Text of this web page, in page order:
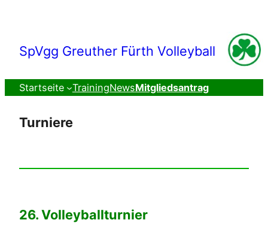
springen
SpVgg Greuther Fürth Volleyball
Startseite TrainingNewsMitgliedsantrag
Turniere
26. Volleyballturnier